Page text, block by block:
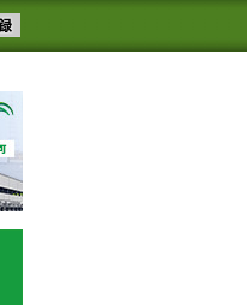
スメール配信を登録す